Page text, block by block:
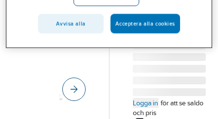
SÄCKHÅLLARE 125L
MED HJUL
Lev. artikelnr: 11700
Logga in för att se saldo
och pris
Avvisa alla Acceptera alla cookies